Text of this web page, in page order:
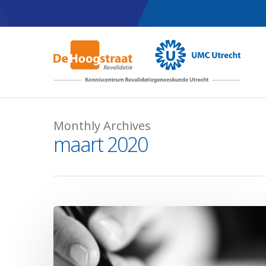
to
Monthly Archives
maart 2020
Nieuwe
publicatie:
Geen
effect